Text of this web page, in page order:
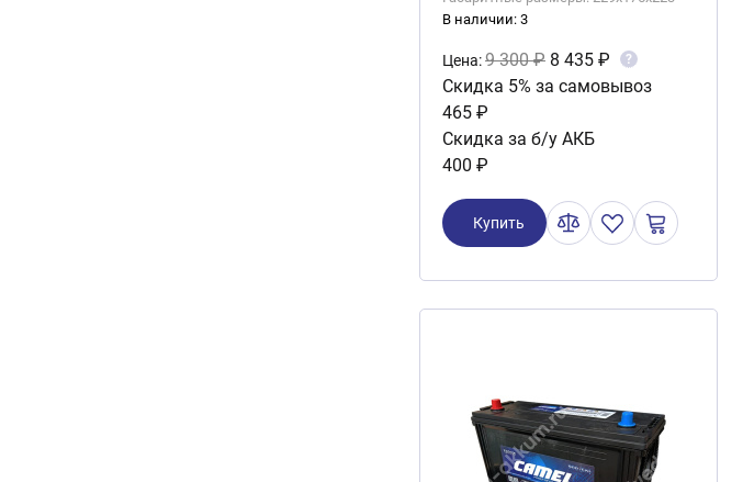
В наличии: 3
Цена:9 300 ₽ 8 435 ₽ ?
Скидка 5% за самовывоз
465 ₽
Скидка за б/у АКБ
400 ₽
Купить